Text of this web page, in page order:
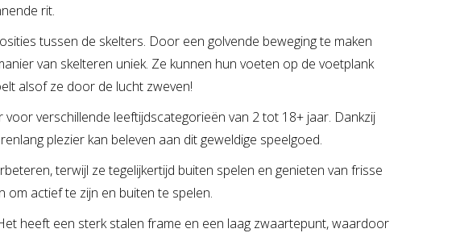
rit.
tussen de skelters. Door een golvende beweging te maken
van skelteren uniek. Ze kunnen hun voeten op de voetplank
alsof ze door de lucht zweven!
verschillende leeftijdscategorieën van 2 tot 18+ jaar. Dankzij
plezier kan beleven aan dit geweldige speelgoed.
terwijl ze tegelijkertijd buiten spelen en genieten van frisse
om actief te zijn en buiten te spelen.
heeft een sterk stalen frame en een laag zwaartepunt, waardoor